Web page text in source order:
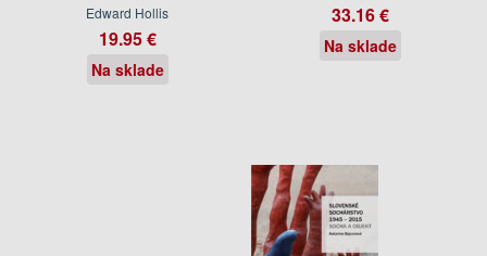
Edward Hollis
19.95 €
Na sklade
33.16 €
Na sklade